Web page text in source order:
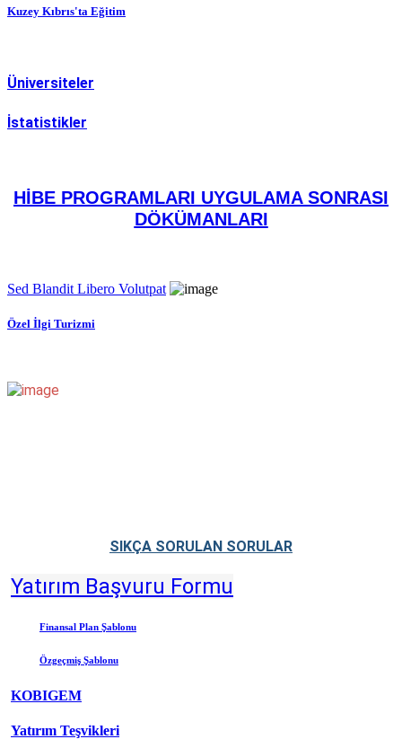
Kuzey Kıbrıs'ta Eğitim
Üniversiteler
İstatistikler
HİBE PROGRAMLARI UYGULAMA SONRASI
DÖKÜMANLARI
Sed Blandit Libero Volutpat
Özel İlgi Turizmi
SIKÇA SORULAN SORULAR
Yatırım Başvuru Formu
Finansal Plan Şablonu
Özgeçmiş Şablonu
KOBIGEM
Yatırım Teşvikleri